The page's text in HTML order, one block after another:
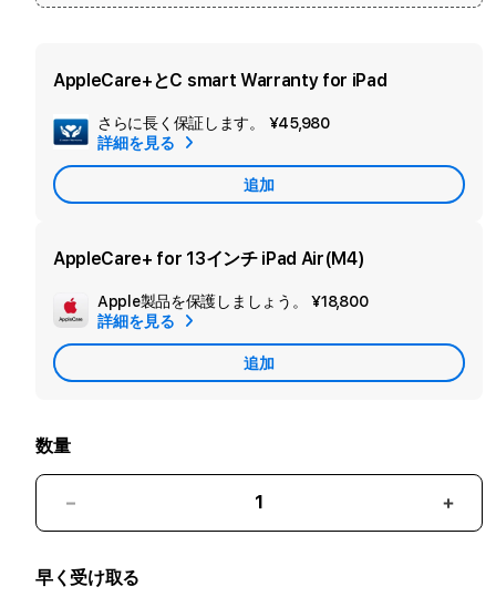
AppleCare+ for 13インチ iPad Air(M4)
Apple製品を保護しましょう。¥18,800
詳細を見る
追加
AppleCare+とC smart Warranty for iPad
さらに長く保証します。 ¥45,980
詳細を見る
リ
保
追加
数量
13
イ
ン
チ
13
イ
早く受け取る